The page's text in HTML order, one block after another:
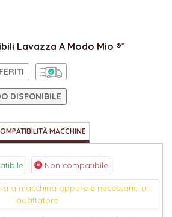
Lavazza A Modo Mio ®*
DISPONIBILE
MACCHINE
Non compatibile
a macchina oppure è necessario un
adattatore